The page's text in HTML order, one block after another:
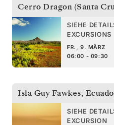
Cerro Dragon (Santa
SIEHE
EXCURSIONS
FR., 9. MÄRZ
06:00 - 09:30
Isla Guy Fawkes,
SIEHE
EXCURSION